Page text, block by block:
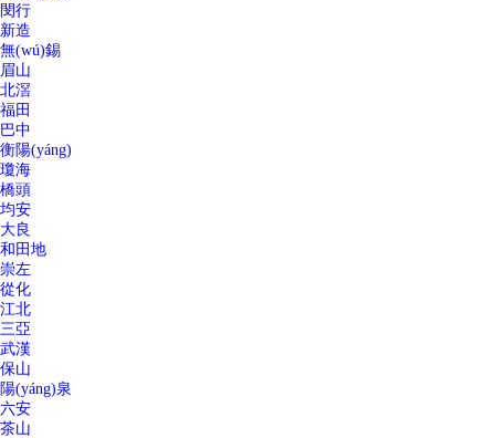
閔行
新造
無(wú)錫
眉山
北滘
福田
巴中
衡陽(yáng)
瓊海
橋頭
均安
大良
和田地
崇左
從化
江北
三亞
武漢
保山
陽(yáng)泉
六安
茶山